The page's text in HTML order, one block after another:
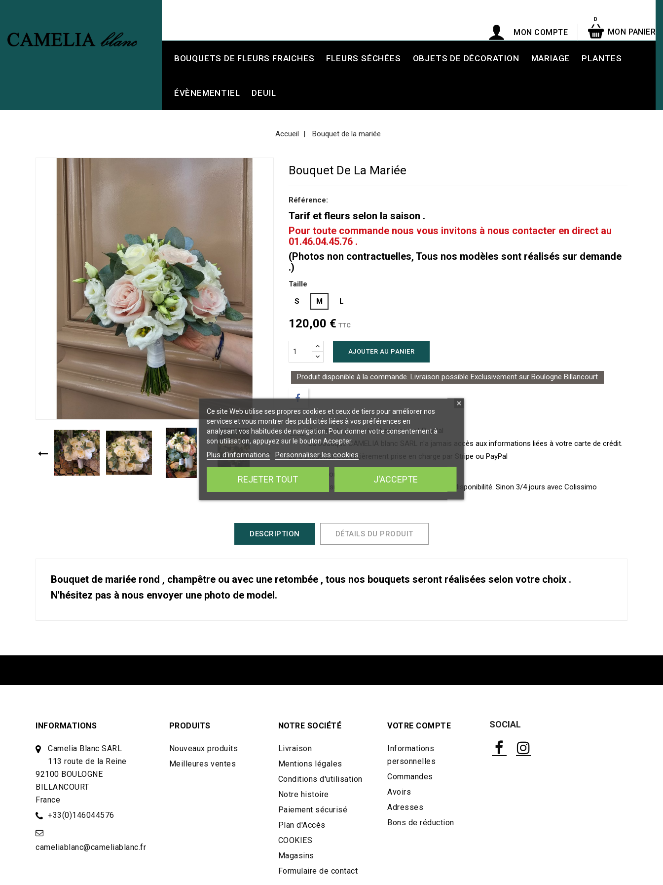
MON PANIER
0
MON COMPTE
BOUQUETS DE FLEURS FRAICHES FLEURS SÉCHÉES OBJETS DE DÉCORATION MARIAGE PLANTES
ÉVÈNEMENTIEL DEUIL
Accueil Bouquet de la mariée
Bouquet De La Mariée
Référence:
Tarif et fleurs selon la saison .
Pour toute commande nous vous invitons à nous contacter en direct au
01.46.04.45.76 .
(Photos non contractuelles, Tous nos modèles sont réalisés sur demande
.)
Taille
S
M L
120,00 € TTC
AJOUTER AU PANIER
Produit disponible à la commande. Livraison possible Exclusivement sur Boulogne Billancourt
Paiements par cartes bancaires et PayPal
La boutique CAMELIA blanc SARL n'a jamais accès aux informations liées à votre carte de crédit.
La transaction est entièrement prise en charge par Stripe ou PayPal
Livraison
Délais sur Boulogne : dans la journée suivant disponibilité. Sinon 3/4 jours avec Colissimo
DESCRIPTION DÉTAILS DU PRODUIT
Bouquet de mariée rond , champêtre ou avec une retombée , tous nos bouquets seront réalisées selon votre choix .
N'hésitez pas à nous envoyer une photo de model.
INFORMATIONS
Camelia Blanc SARL
113 route de la Reine
92100 BOULOGNE
BILLANCOURT
France
+33(0)146044576
cameliablanc@cameliablanc.fr
PRODUITS
Nouveaux produits
Meilleures ventes
NOTRE SOCIÉTÉ
Livraison
Mentions légales
Conditions d'utilisation
Notre histoire
Paiement sécurisé
Plan d'Accès
COOKIES
Magasins
Formulaire de contact
VOTRE COMPTE
Informations
personnelles
Commandes
Avoirs
Adresses
Bons de réduction
SOCIAL
Ce site Web utilise ses propres cookies et ceux de tiers pour améliorer nos
services et vous montrer des publicités liées à vos préférences en
analysant vos habitudes de navigation. Pour donner votre consentement à
son utilisation, appuyez sur le bouton Accepter.
Plus d'informations Personnaliser les cookies
REJETER TOUT J'ACCEPTE